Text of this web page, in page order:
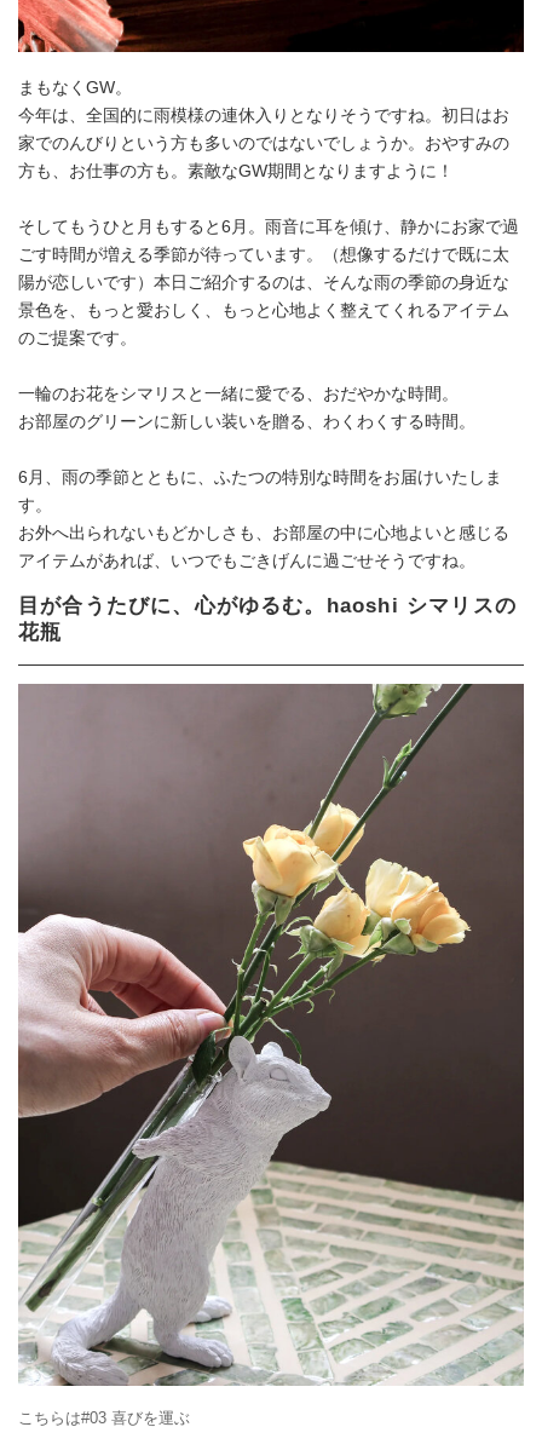
まもなくGW。
今年は、全国的に雨模様の連休入りとなりそうですね。初日はお
家でのんびりという方も多いのではないでしょうか。おやすみの
方も、お仕事の方も。素敵なGW期間となりますように！
そしてもうひと月もすると6月。雨音に耳を傾け、静かにお家で過
ごす時間が増える季節が待っています。（想像するだけで既に太
陽が恋しいです）本日ご紹介するのは、そんな雨の季節の身近な
景色を、もっと愛おしく、もっと心地よく整えてくれるアイテム
のご提案です。
一輪のお花をシマリスと一緒に愛でる、おだやかな時間。
お部屋のグリーンに新しい装いを贈る、わくわくする時間。
6月、雨の季節とともに、ふたつの特別な時間をお届けいたしま
す。
お外へ出られないもどかしさも、お部屋の中に心地よいと感じる
アイテムがあれば、いつでもごきげんに過ごせそうですね。
目が合うたびに、心がゆるむ。haoshi シマリスの
花瓶
こちらは#03 喜びを運ぶ